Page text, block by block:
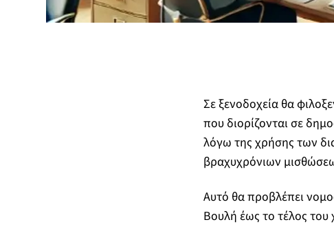
Σε ξενοδοχεία θα
που διορίζονται σε
λόγω της χρήσης των
βραχυχρόνιων
Αυτό θα προβλέπει
Βουλή έως το τέλος του